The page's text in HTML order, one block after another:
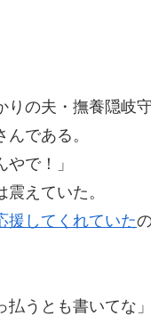
の夫・撫養隠岐守
である。
で！」
えていた。
援してくれていた
うとも書いてな」